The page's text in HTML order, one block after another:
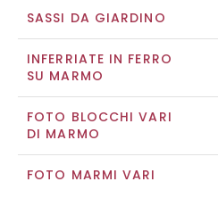
SASSI DA GIARDINO
INFERRIATE IN FERRO
SU MARMO
FOTO BLOCCHI VARI
DI MARMO
FOTO MARMI VARI